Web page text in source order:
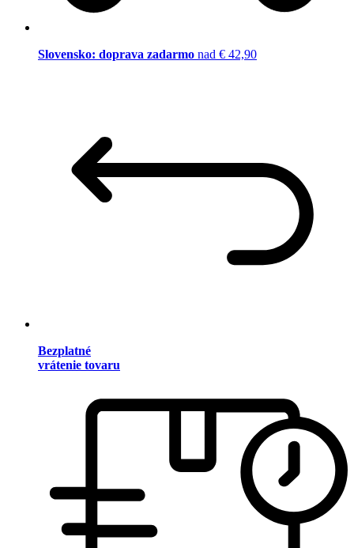
Slovensko: doprava zadarmo nad € 42,90
Bezplatné
vrátenie tovaru